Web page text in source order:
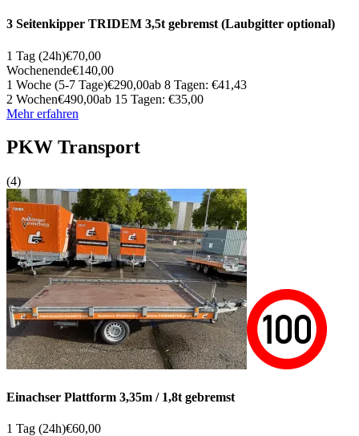
3 Seitenkipper TRIDEM 3,5t gebremst (Laubgitter optional)
1 Tag (24h)€70,00
Wochenende€140,00
1 Woche (5-7 Tage)€290,00ab 8 Tagen: €41,43
2 Wochen€490,00ab 15 Tagen: €35,00
Mehr erfahren
PKW Transport
(4)
Einachser Plattform 3,35m / 1,8t gebremst
1 Tag (24h)€60,00